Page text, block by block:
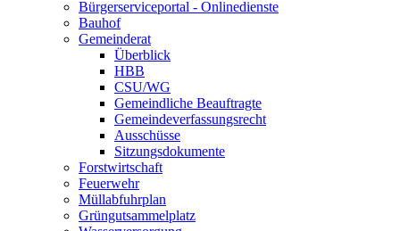
Bürgerserviceportal - Onlinedienste
Bauhof
Gemeinderat
Überblick
HBB
CSU/WG
Gemeindliche Beauftragte
Gemeindeverfassungsrecht
Ausschüsse
Sitzungsdokumente
Forstwirtschaft
Feuerwehr
Müllabfuhrplan
Grüngutsammelplatz